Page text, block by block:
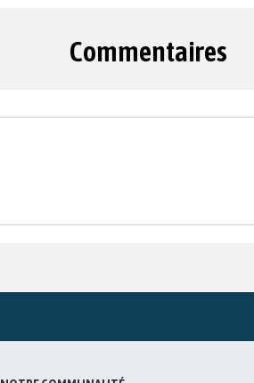
Commentaires